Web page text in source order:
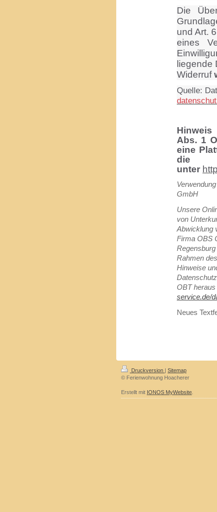
Die
und Art.
eines
liegende
Widerruf
Quelle:
Abs. 1
eine
unter
GmbH
Unsere
von
Abwicklung
Firma OBS
Regensburg
Rahmen
Hinweise
OBT
service.de/
Neues
Druckversion | Sitemap
© Ferienwohnung Hoacherer
Erstellt mit IONOS MyWebsite